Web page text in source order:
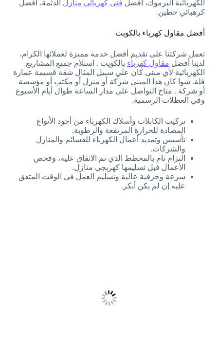
الكهربائية اليرموك، أفضل فني كهربائي منازل الدثمة، أفضل
كرهبائي حطين.
أفضل مقاول كهرباء بالكويت
تعمل شركتنا على تقديم أفضل خدمة مميزة لعملائها الكرام،
لدينا أفضل مقاول كهرباء بالكويت . استلام جميع المشاريع
الكهربائية لأي مبنى كان علي سبيل المثال شقة قسيمة عمارة
فلة. سوا كان هذا المبنى شركة أو منزل أو مكتب أو مؤسسة
أو شركة . متاح التواصل على مدار الساعة طوال أيام الأسبوع
وفي العطلات الرسمية.
تركيب الكابلات وأسلاك الكهرباء من أجود الأنواع
المضادة للحرارة المرتفعة والرطوبة.
تأسيس وتمديد أعمال الكهرباء للقسائم والمنازل
والشركات.
التزام تام بالمخطط الذي تم الاتفاق عليه، وفحص
الأعمال قبل تسليمها كهربجي منازل.
سرعة وحرفية عالية وتسليم العمل في الوقت المتفق
عليه إن لم يكن أبكر.